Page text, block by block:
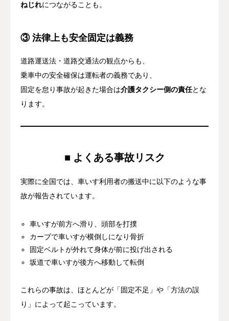
ねじれにつながることも。
③ 法律上も安全固定は義務
道路運送法・道路交通法の観点からも、
乗車中の安全確保は運転者の義務であり、
固定を怠り事故が起きた場合は介護タクシー側の責任とな
ります。
■ よくある事故リスク
実際に全国では、車いす利用者の搬送中に以下のような事
故が報告されています。
車いすが前方へ滑り、頭部を打撲
カーブで車いすが横倒しになり骨折
固定ベルトが外れて身体が前に投げ出される
坂道で車いすが後方へ移動して転倒
これらの事故は、ほとんどが「固定不足」や「方法の誤
り」によって起こっています。